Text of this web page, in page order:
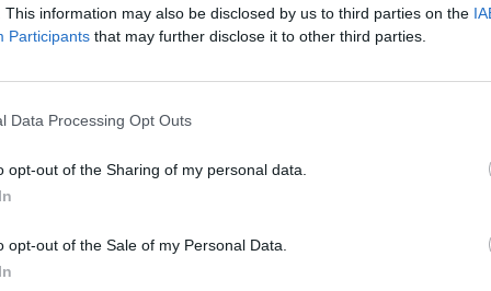
This information may also be disclosed by us to third parties on the
Participants that may further disclose it to other third parties.
Data Processing Opt Outs
opt-out of the Sharing of my personal data.
opt-out of the Sale of my Personal Data.